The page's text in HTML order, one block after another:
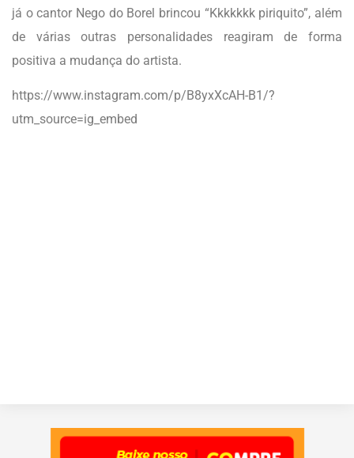
já o cantor Nego do Borel brincou “Kkkkkkk piriquito”, além
de várias outras personalidades reagiram de forma
positiva a mudança do artista.
https://www.instagram.com/p/B8yxXcAH-B1/?
utm_source=ig_embed